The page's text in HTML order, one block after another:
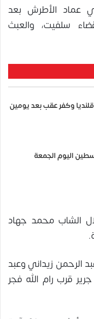
عماد الأطرش بعد
سلفيت، والعبث
وكفر عقب بعد يومين
اليوم الجمعة
الشاب محمد جهاد
الرحمن زيداني وعبد
قرب رام الله فجر